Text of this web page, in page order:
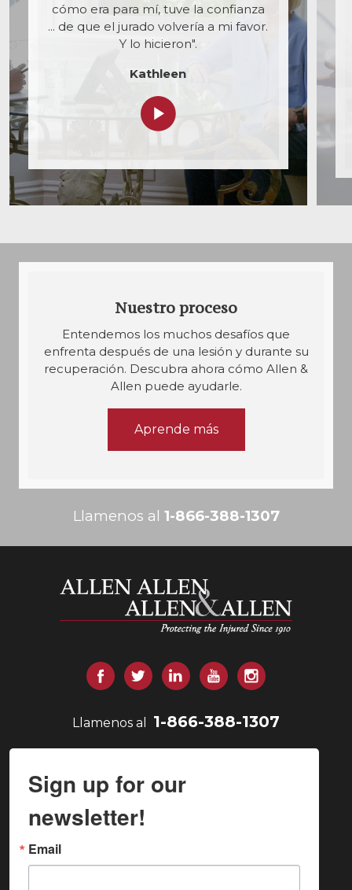
cómo era para mí, tuve la confianza
... de que el jurado volvería a mi favor.
Y lo hicieron".
Kathleen
Nuestro proceso
Entendemos los muchos desafíos que
enfrenta después de una lesión y durante su
recuperación. Descubra ahora cómo Allen &
Allen puede ayudarle.
Aprende más
Llamenos al 1-866-388-1307
Allen y Allen
Facebook
GorjeoLinkedInYouTubeInstagram
Llamenos al 1-866-388-1307
Sign up for our
newsletter!
Email